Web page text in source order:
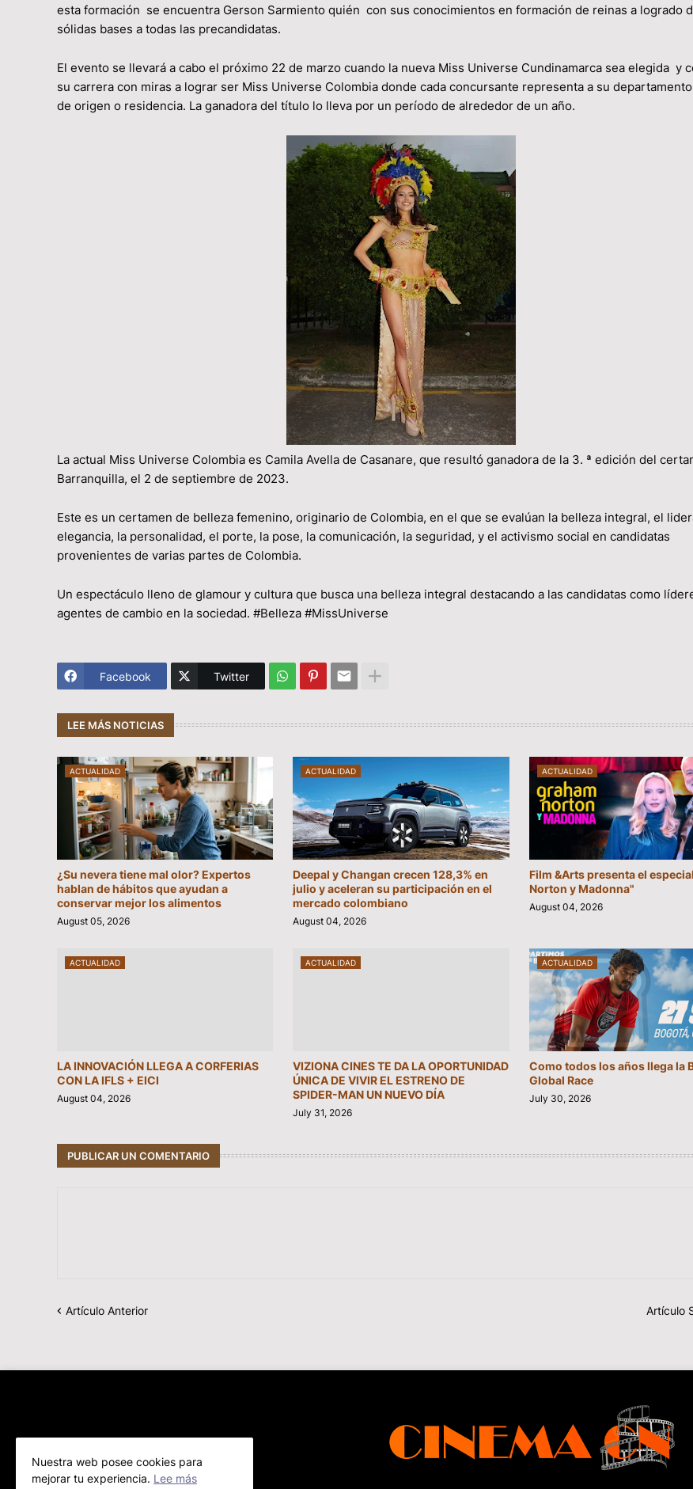
esta formación se encuentra Gerson Sarmiento quién con sus conocimientos en formación de reinas a logrado
sólidas bases a todas las precandidatas.
El evento se llevará a cabo el próximo 22 de marzo cuando la nueva Miss Universe Cundinamarca sea elegida y
su carrera con miras a lograr ser Miss Universe Colombia donde cada concursante representa a su
de origen o residencia. La ganadora del título lo lleva por un período de alrededor de un año.
La actual Miss Universe Colombia es Camila Avella de Casanare, que resultó ganadora de la 3. ª edición del
Barranquilla, el 2 de septiembre de 2023.
Este es un certamen de belleza femenino, originario de Colombia, en el que se evalúan la belleza integral, el
elegancia, la personalidad, el porte, la pose, la comunicación, la seguridad, y el activismo social en candidatas
provenientes de varias partes de Colombia.
Un espectáculo lleno de glamour y cultura que busca una belleza integral destacando a las candidatas como
agentes de cambio en la sociedad. #Belleza #MissUniverse
Facebook Twitter
LEE MÁS NOTICIAS
ACTUALIDAD
¿Su nevera tiene mal olor? Expertos
hablan de hábitos que ayudan a
conservar mejor los alimentos
August 05, 2026
ACTUALIDAD
Deepal y Changan crecen 128,3% en
julio y aceleran su participación en el
mercado colombiano
August 04, 2026
ACTUALIDAD
Film &Arts presenta el
Norton y Madonna"
August 04, 2026
ACTUALIDAD
LA INNOVACIÓN LLEGA A CORFERIAS
CON LA IFLS + EICI
August 04, 2026
ACTUALIDAD
VIZIONA CINES TE DA LA OPORTUNIDAD
ÚNICA DE VIVIR EL ESTRENO DE
SPIDER-MAN UN NUEVO DÍA
July 31, 2026
ACTUALIDAD
Como todos los años llega la
Global Race
July 30, 2026
PUBLICAR UN COMENTARIO
Artículo Anterior Artículo
Nuestra web posee cookies para
mejorar tu experiencia. Lee más